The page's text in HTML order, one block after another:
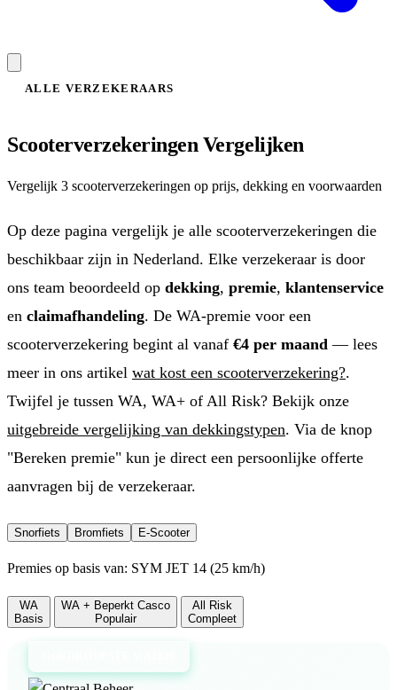
ALLE VERZEKERAARS
Scooterverzekeringen Vergelijken
Vergelijk 3 scooterverzekeringen op prijs, dekking en voorwaarden
Op deze pagina vergelijk je alle scooterverzekeringen die
beschikbaar zijn in Nederland. Elke verzekeraar is door
ons team beoordeeld op dekking, premie, klantenservice
en claimafhandeling. De WA-premie voor een
scooterverzekering begint al vanaf €4 per maand — lees
meer in ons artikel wat kost een scooterverzekering?.
Twijfel je tussen WA, WA+ of All Risk? Bekijk onze
uitgebreide vergelijking van dekkingstypen. Via de knop
"Bereken premie" kun je direct een persoonlijke offerte
aanvragen bij de verzekeraar.
Snorfiets Bromfiets E-Scooter
Premies op basis van: SYM JET 14 (25 km/h)
WA
Basis
WA + Beperkt Casco
Populair
All Risk
Compleet